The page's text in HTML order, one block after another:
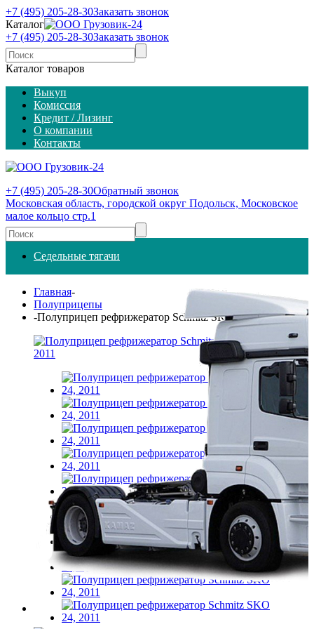
+7 (495) 205-28-30Заказать звонок
Каталог
+7 (495) 205-28-30Заказать звонок
Каталог товаров
Выкуп
Комиссия
Кредит / Лизинг
О компании
Контакты
+7 (495) 205-28-30Обратный звонок
Московская область, городской округ Подольск, Московское
малое кольцо стр.1
Седельные тягачи
Смотреть все
DAF
Ford
Полуприцепы
Главная-
Полуприцепы
-Полуприцеп рефрижератор Schmitz SKO 24, 2011